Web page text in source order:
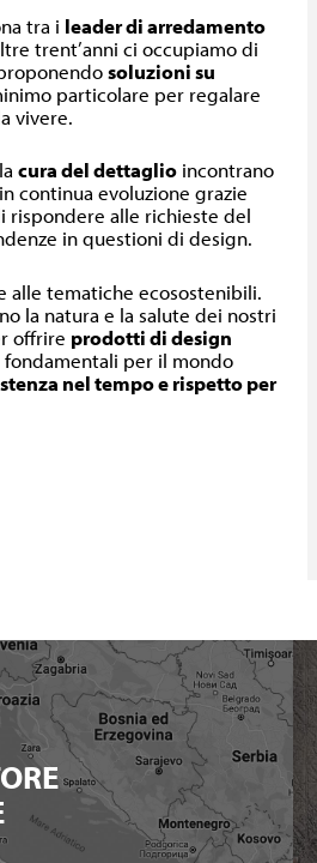
tra i leader di arredamento
trent’anni ci occupiamo di
soluzioni su
particolare per regalare
vivere.
cura del dettaglio incontrano
continua evoluzione grazie
rispondere alle richieste del
in questioni di design.
alle tematiche ecosostenibili.
la natura e la salute dei nostri
offrire prodotti di design
per il mondo
nel tempo e rispetto per